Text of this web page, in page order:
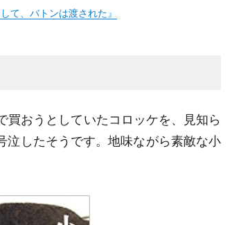
て、バトンは渡された』
買おうとしていたコロッケを、見知ら
泣したそうです。地味ながら素敵な小